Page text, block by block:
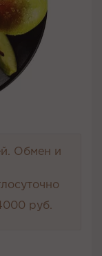
Обмен и
руб.